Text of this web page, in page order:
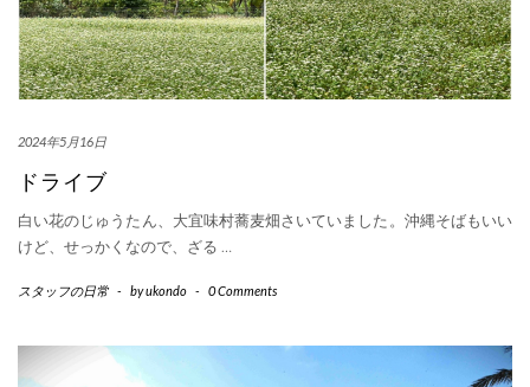
2024年5月16日
ドライブ
白い花のじゅうたん、大宜味村蕎麦畑さいていました。沖縄そばもいい
けど、せっかくなので、ざる …
スタッフの日常 - byukondo - 0 Comments